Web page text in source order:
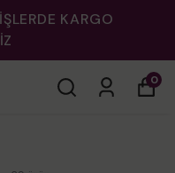
KARGO
0